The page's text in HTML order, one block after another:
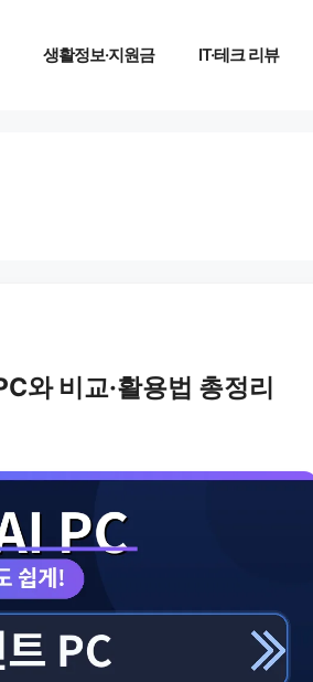
생활정보·지원금 IT·테크 리뷰
와 비교·활용법 총정리